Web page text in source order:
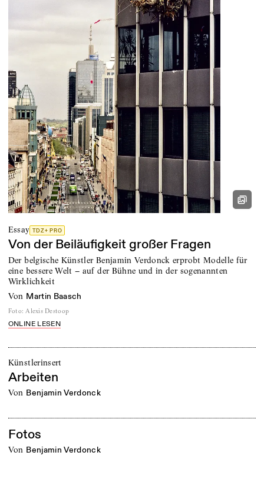
Essay TDZ+ PRO
Von der Beiläufigkeit großer Fragen
Der belgische Künstler Benjamin Verdonck erprobt Modelle für
eine bessere Welt − auf der Bühne und in der sogenannten
Wirklichkeit
von Martin Baasch
Foto: Alexis Destoop
ONLINE LESEN
Künstlerinsert
Arbeiten
von Benjamin Verdonck
Fotos
von Benjamin Verdonck